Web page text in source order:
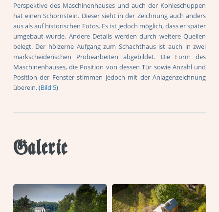
Perspektive des Maschinenhauses und auch der Kohleschuppen
hat einen Schornstein. Dieser sieht in der Zeichnung auch anders
aus als auf historischen Fotos. Es ist jedoch möglich, dass er später
umgebaut wurde. Andere Details werden durch weitere Quellen
belegt. Der hölzerne Aufgang zum Schachthaus ist auch in zwei
markscheiderischen Probearbeiten abgebildet. Die Form des
Maschinenhauses, die Position von dessen Tür sowie Anzahl und
Position der Fenster stimmen jedoch mit der Anlagenzeichnung
überein. (Bild 5)
Galerie